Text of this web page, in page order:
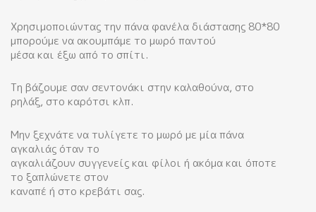
Χρησιμοποιώντας την πάνα φανέλα διάστασης 80*80
μπορούμε να ακουμπάμε το μωρό παντού
μέσα και έξω από το σπίτι.
Τη βάζουμε σαν σεντονάκι στην καλαθούνα, στο
ρηλάξ, στο καρότσι κλπ.
Μην ξεχνάτε να τυλίγετε το μωρό με μία πάνα
αγκαλιάς όταν το
αγκαλιάζουν συγγενείς και φίλοι ή ακόμα και όποτε
το ξαπλώνετε στον
καναπέ ή στο κρεβάτι σας.